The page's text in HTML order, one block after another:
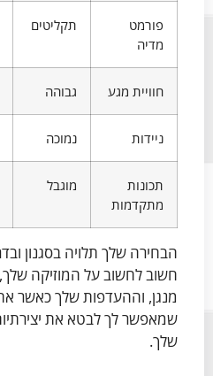
פורמט
מדיה
תקליטים
חוויית מגע גבוהה
ניידות נמוכה
תכונות
מתקדמות
מוגבל
הבחירה שלך תלויה בסגנון
חשוב לחשוב על המוזיקה
מנגן, וההעדפות שלך כאשר
שמאפשר לך לבטא את
שלך.